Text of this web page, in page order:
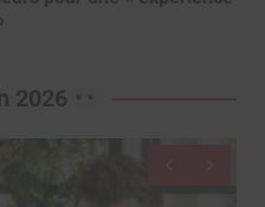
2026